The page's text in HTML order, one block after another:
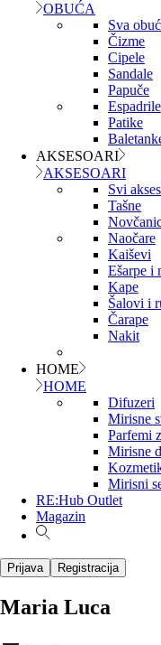
OBUĆA
Sva
Čizme
Cipele
Sandale
Papuče
Espadrile
Patike
AKSESOARI
AKSESOARI
Svi
Tašne
Naočare
Kaiševi
Ešarpe i
Kape
Šalovi i
Čarape
Nakit
HOME
HOME
Difuzeri
Mirisne
Parfemi
Mirisne
Mirisni
RE:Hub Outlet
Magazin
Prijava Registracija
Maria Luca